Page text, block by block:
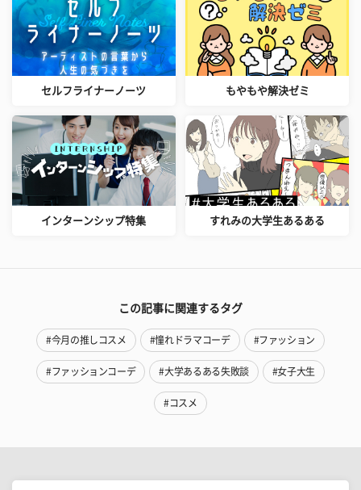
セルフライナーノーツ もやもや解決ゼミ
インターンシップ特集 すれみの大学生あるある
この記事に関連するタグ
#今月の推しコスメ #憧れドラマコーデ #ファッション
#ファッションコーデ #大学あるある失敗談 #女子大生
#コスメ